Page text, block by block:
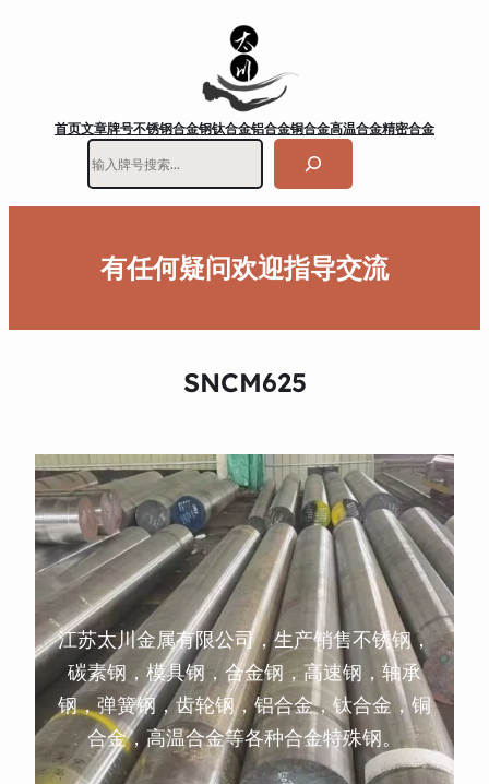
首页文章牌号不锈钢合金钢钛合金铝合金铜合金高温合金精密合金
有任何疑问欢迎指导交流
SNCM625
江苏太川金属有限公司，生产销售不锈钢，
碳素钢，模具钢，合金钢，高速钢，轴承
钢，弹簧钢，齿轮钢，铝合金，钛合金，铜
合金，高温合金等各种合金特殊钢。